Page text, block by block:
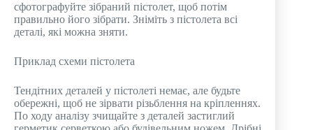
сфотографуйте зібраний пістолет, щоб потім
правильно його зібрати. Зніміть з пістолета всі
деталі, які можна зняти.
Приклад схеми пістолета
Тендітних деталей у пістолеті немає, але будьте
обережні, щоб не зірвати різьблення на кріпленнях.
По ходу аналізу зчищайте з деталей застиглий